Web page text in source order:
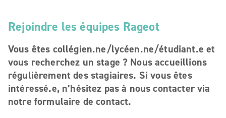
Rejoindre les équipes Rageot
Vous êtes collégien.ne/lycéen.ne/étudiant.e et
vous recherchez un stage ? Nous accueillions
régulièrement des stagiaires. Si vous êtes
intéressé.e, n’hésitez pas à nous contacter via
notre formulaire de contact.